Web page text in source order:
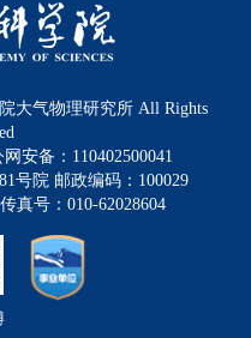
大气物理研究所 All Rights
安备：110402500041
号院 邮政编码：100029
真号：010-62028604